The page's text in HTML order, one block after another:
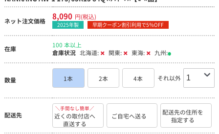
ネット注文価格 8,090 円(税込)
2025年製 早期クーポン割引利用で5％OFF
在庫
100 本以上
倉庫状況 北海道: 関東: 東海: 九州:
数量 1本 2本 4本 それ以外
配送先
＼手間なし簡単／
近くの取付店へ
直送する
ご自宅へ送る
配送先の住所を
指定する